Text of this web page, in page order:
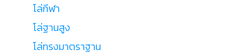
โล่กีฬา
โล่ฐานสูง
โล่ทรงมาตราฐาน